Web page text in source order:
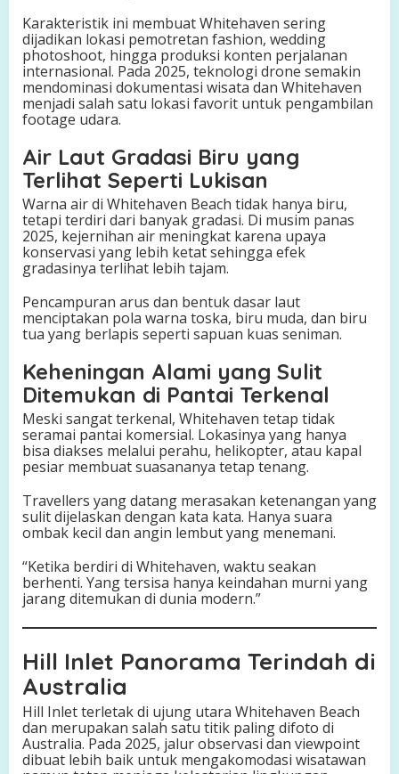
Karakteristik ini membuat Whitehaven sering
dijadikan lokasi pemotretan fashion, wedding
photoshoot, hingga produksi konten perjalanan
internasional. Pada 2025, teknologi drone semakin
mendominasi dokumentasi wisata dan Whitehaven
menjadi salah satu lokasi favorit untuk pengambilan
footage udara.
Air Laut Gradasi Biru yang
Terlihat Seperti Lukisan
Warna air di Whitehaven Beach tidak hanya biru,
tetapi terdiri dari banyak gradasi. Di musim panas
2025, kejernihan air meningkat karena upaya
konservasi yang lebih ketat sehingga efek
gradasinya terlihat lebih tajam.
Pencampuran arus dan bentuk dasar laut
menciptakan pola warna toska, biru muda, dan biru
tua yang berlapis seperti sapuan kuas seniman.
Keheningan Alami yang Sulit
Ditemukan di Pantai Terkenal
Meski sangat terkenal, Whitehaven tetap tidak
seramai pantai komersial. Lokasinya yang hanya
bisa diakses melalui perahu, helikopter, atau kapal
pesiar membuat suasananya tetap tenang.
Travellers yang datang merasakan ketenangan yang
sulit dijelaskan dengan kata kata. Hanya suara
ombak kecil dan angin lembut yang menemani.
“Ketika berdiri di Whitehaven, waktu seakan
berhenti. Yang tersisa hanya keindahan murni yang
jarang ditemukan di dunia modern.”
Hill Inlet Panorama Terindah di
Australia
Hill Inlet terletak di ujung utara Whitehaven Beach
dan merupakan salah satu titik paling difoto di
Australia. Pada 2025, jalur observasi dan viewpoint
dibuat lebih baik untuk mengakomodasi wisatawan